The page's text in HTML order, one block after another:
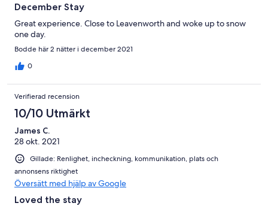
December Stay
Great experience. Close to Leavenworth and woke up to snow
one day.
Bodde här 2 nätter i december 2021
0
Verifierad recension
10/10 Utmärkt
James C.
28 okt. 2021
Gillade: Renlighet, incheckning, kommunikation, plats och
annonsens riktighet
Översätt med hjälp av Google
Loved the stay